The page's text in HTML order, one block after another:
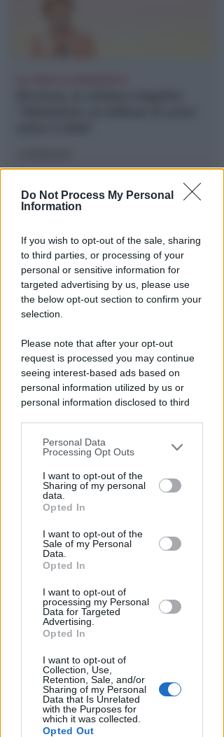
Do Not Process My Personal
Information
If you wish to opt-out of the sale, sharing
to third parties, or processing of your
personal or sensitive information for
targeted advertising by us, please use
the below opt-out section to confirm your
selection.
Please note that after your opt-out
request is processed you may continue
seeing interest-based ads based on
personal information utilized by us or
personal information disclosed to third
You may separately opt-out of the further
disclosure of your personal information
by third parties on the IAB’s list of
downstream participants.
by us to third parties on the IAB’s List of
Downstream Participants that may
further disclose it to other third parties.
Personal Data
Processing Opt Outs
I want to opt-out of the
Sharing of my personal
data.
Opted In
I want to opt-out of the
Sale of my Personal
Data.
Opted In
I want to opt-out of
processing my Personal
Data for Targeted
Advertising.
Opted In
I want to opt-out of
Collection, Use,
Retention, Sale, and/or
Sharing of my Personal
Data that Is Unrelated
with the Purposes for
which it was collected.
Opted Out
A VISERBA
droga (in frigo) ma cambia
l'arrestato
diRedazione
PER 10 GIORNI
Risse, violente liti e rifiuti
per un pub riminese
Redazione